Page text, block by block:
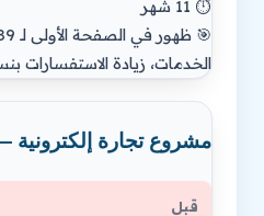
⏱️ 11 شهر
الخدمات، زيادة الاستفسارات بنسبة
مشروع تجارة إلكترونية
قبل